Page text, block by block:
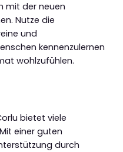
mit der neuen
Nutze die
und
kennenzulernen
wohlzufühlen.
bietet viele
einer guten
durch